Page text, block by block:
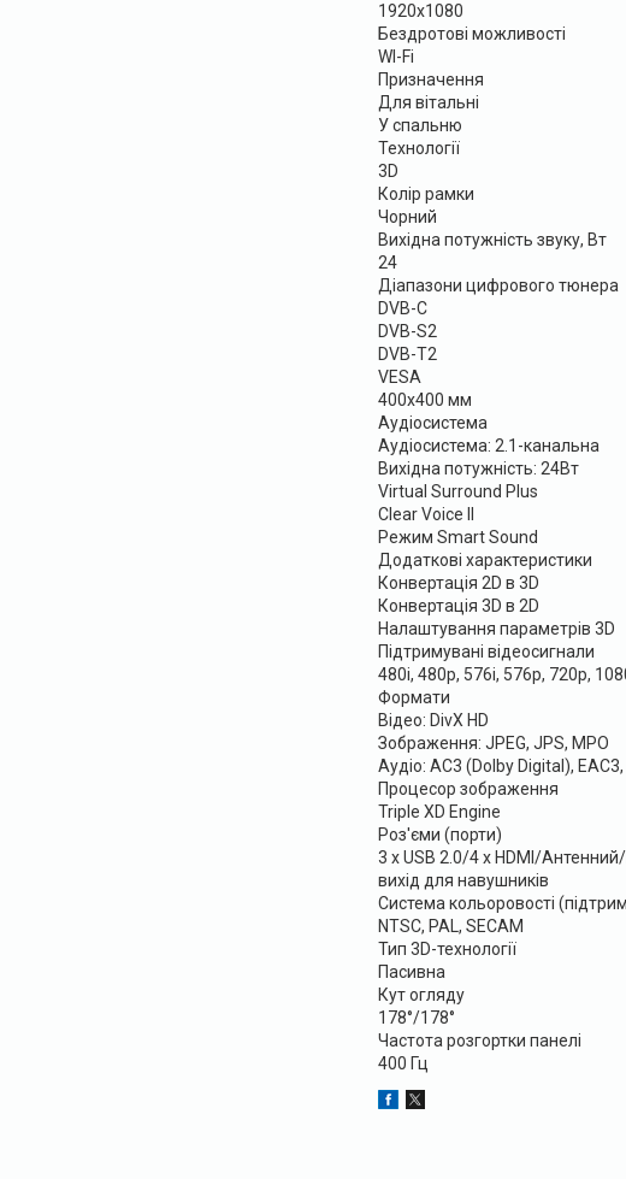
1920x1080
Бездротові можливості
WI-Fi
Призначення
Для вітальні
У спальню
Технології
3D
Колір рамки
Чорний
Вихідна потужність звуку, Вт
24
Діапазони цифрового тюнера
DVB-C
DVB-S2
DVB-T2
VESA
400x400 мм
Аудіосистема
Аудіосистема: 2.1-канальна
Вихідна потужність: 24Вт
Virtual Surround Plus
Clear Voice II
Режим Smart Sound
Додаткові характеристики
Конвертація 2D в 3D
Конвертація 3D в 2D
Налаштування параметрів 3D
Підтримувані відеосигнали
480i, 480p, 576i, 576p, 720p,
Формати
Відео: DivX HD
Зображення: JPEG, JPS, MPO
Аудіо: AC3 (Dolby Digital),
Процесор зображення
Triple XD Engine
Роз'єми (порти)
3 x USB 2.0/4 x HDMI/
вихід для навушників
Система кольоровості
NTSC, PAL, SECAM
Тип 3D-технології
Пасивна
Кут огляду
178°/178°
Частота розгортки панелі
400 Гц